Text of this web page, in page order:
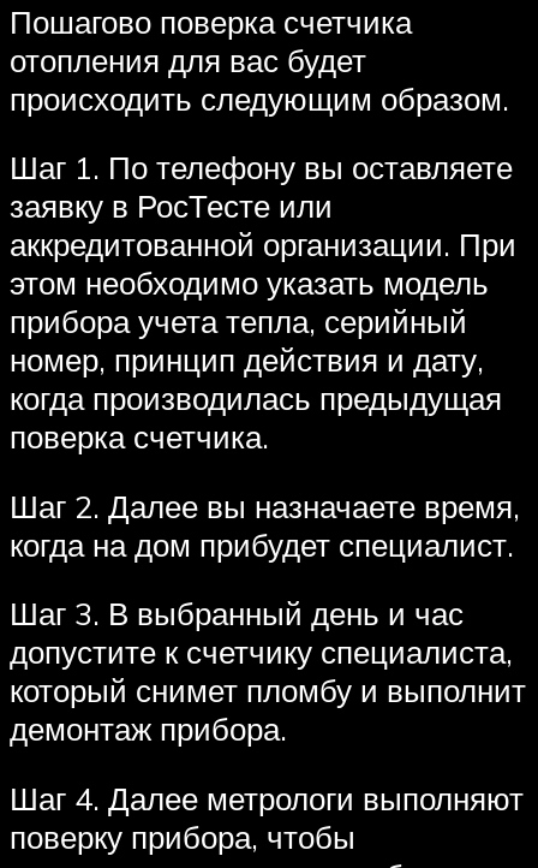
Пошагово поверка счетчика
отопления для вас будет
происходить следующим образом.
Шаг 1. По телефону вы оставляете
заявку в РосТесте или
аккредитованной организации. При
этом необходимо указать модель
прибора учета тепла, серийный
номер, принцип действия и дату,
когда производилась предыдущая
поверка счетчика.
Шаг 2. Далее вы назначаете время,
когда на дом прибудет специалист.
Шаг 3. В выбранный день и час
допустите к счетчику специалиста,
который снимет пломбу и выполнит
демонтаж прибора.
Шаг 4. Далее метрологи выполняют
поверку прибора, чтобы